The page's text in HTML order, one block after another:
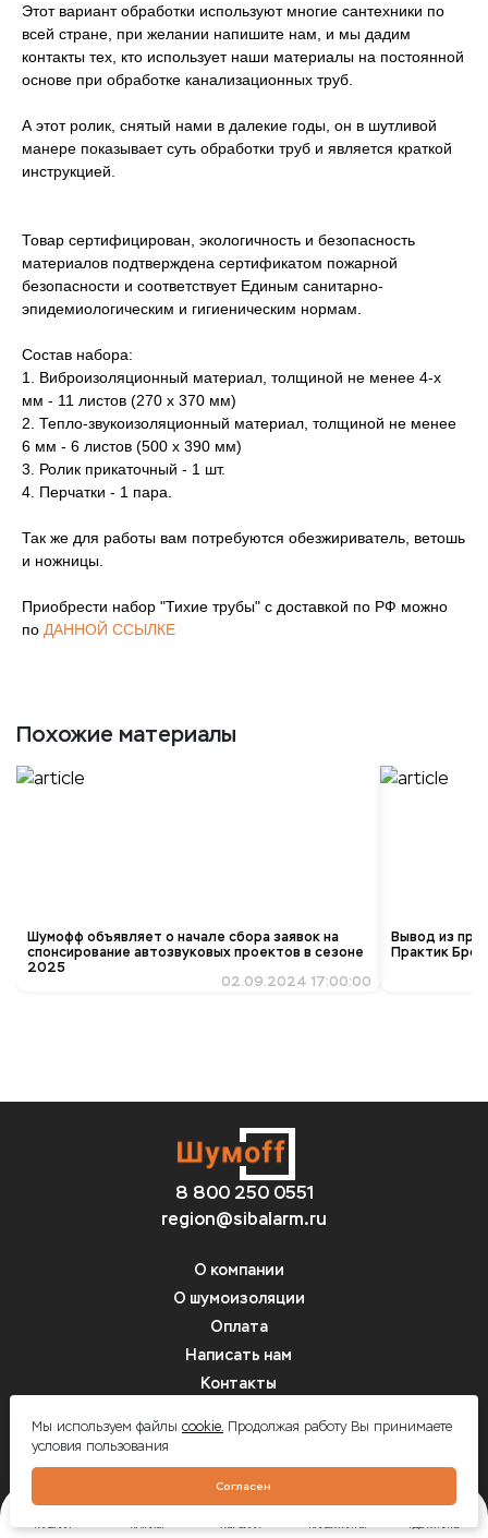
Этот вариант обработки используют многие сантехники по
всей стране, при желании напишите нам, и мы дадим
контакты тех, кто использует наши материалы на постоянной
основе при обработке канализационных труб.
А этот ролик, снятый нами в далекие годы, он в шутливой
манере показывает суть обработки труб и является краткой
инструкцией.
Товар сертифицирован, экологичность и безопасность
материалов подтверждена сертификатом пожарной
безопасности и соответствует Единым санитарно-
эпидемиологическим и гигиеническим нормам.
Состав набора:
1. Виброизоляционный материал, толщиной не менее 4-х
мм - 11 листов (270 х 370 мм)
2. Тепло-звукоизоляционный материал, толщиной не менее
6 мм - 6 листов (500 х 390 мм)
3. Ролик прикаточный - 1 шт.
4. Перчатки - 1 пара.
Так же для работы вам потребуются обезжириватель, ветошь
и ножницы.
Приобрести набор "Тихие трубы" с доставкой по РФ можно
по ДАННОЙ ССЫЛКЕ
Похожие материалы
Шумофф объявляет о начале сбора заявок на
спонсирование автозвуковых проектов в сезоне
2025
02.09.2024 17:00:00
Вывод из
Практик
8 800 250 0551
region@sibalarm.ru
О компании
О шумоизоляции
Оплата
Написать нам
Контакты
Шумоff - шумоизоляция автомобилей
Мы используем файлы cookie.Продолжая работу Вы принимаете
условия пользования
Согласен
ГЛАВНАЯ КАТАЛОГ КОРЗИНА КАЛЬКУЛЯТОР ГДЕ КУПИТЬ